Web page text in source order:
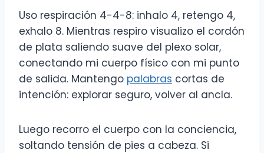
Uso respiración 4-4-8: inhalo 4, retengo 4,
exhalo 8. Mientras respiro visualizo el cordón
de plata saliendo suave del plexo solar,
conectando mi cuerpo físico con mi punto
de salida. Mantengo palabras cortas de
intención: explorar seguro, volver al ancla.
Luego recorro el cuerpo con la conciencia,
soltando tensión de pies a cabeza. Si